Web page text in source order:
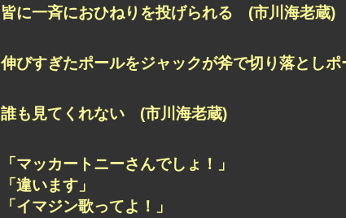
皆に一斉におひねりを投げられる (市川海老蔵)
伸びすぎたポールをジャックが斧で切り落とし
誰も見てくれない (市川海老蔵)
「マッカートニーさんでしょ！」
「違います」
「イマジン歌ってよ！」